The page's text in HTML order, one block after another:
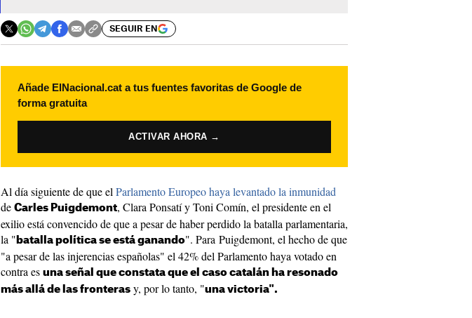
SEGUIR EN
Añade ElNacional.cat a tus fuentes favoritas de Google de
forma gratuita
ACTIVAR AHORA →
Al día siguiente de que el Parlamento Europeo haya levantado la inmunidad
de Carles Puigdemont, Clara Ponsatí y Toni Comín, el presidente en el
exilio está convencido de que a pesar de haber perdido la batalla parlamentaria,
la " batalla política se está ganando". Para Puigdemont, el hecho de que
"a pesar de las injerencias españolas" el 42% del Parlamento haya votado en
contra es una señal que constata que el caso catalán ha resonado
más allá de las fronteras y, por lo tanto, "una victoria".